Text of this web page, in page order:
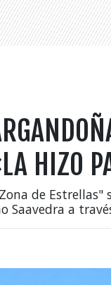
HIZO
de
Saavedra a